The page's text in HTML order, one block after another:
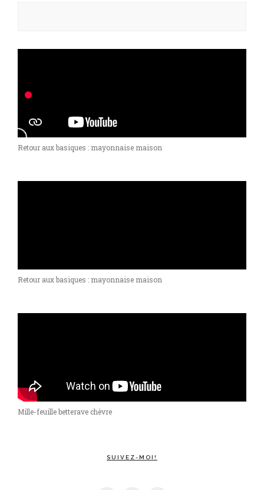
Retour aux basiques : mayonnaise maison
Retour aux basiques : mayonnaise maison
Mille-feuille betterave chèvre
SUIVEZ-MOI!